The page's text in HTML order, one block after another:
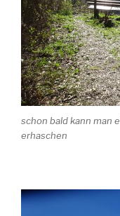
schon bald kann man
erhaschen